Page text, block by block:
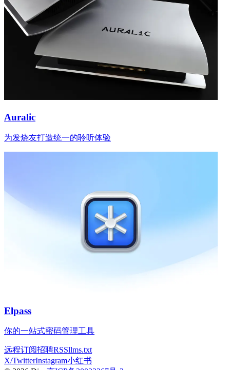
Auralic
为发烧友打造统一的聆听体验
Elpass
你的一站式密码管理工具
远程订阅招聘RSSllms.txt
X/TwitterInstagram小红书